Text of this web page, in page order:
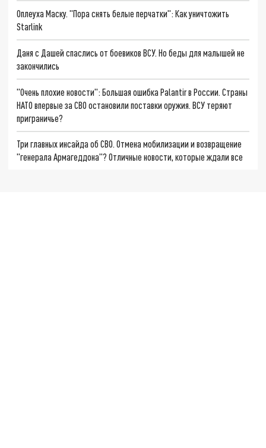
Оплеуха Маску. "Пора снять белые перчатки": Как уничтожить
Starlink
Даня с Дашей спаслись от боевиков ВСУ. Но беды для малышей не
закончились
"Очень плохие новости": Большая ошибка Palantir в России. Страны
НАТО впервые за СВО остановили поставки оружия. ВСУ теряют
приграничье?
Три главных инсайда об СВО. Отмена мобилизации и возвращение
"генерала Армагеддона"? Отличные новости, которые ждали все